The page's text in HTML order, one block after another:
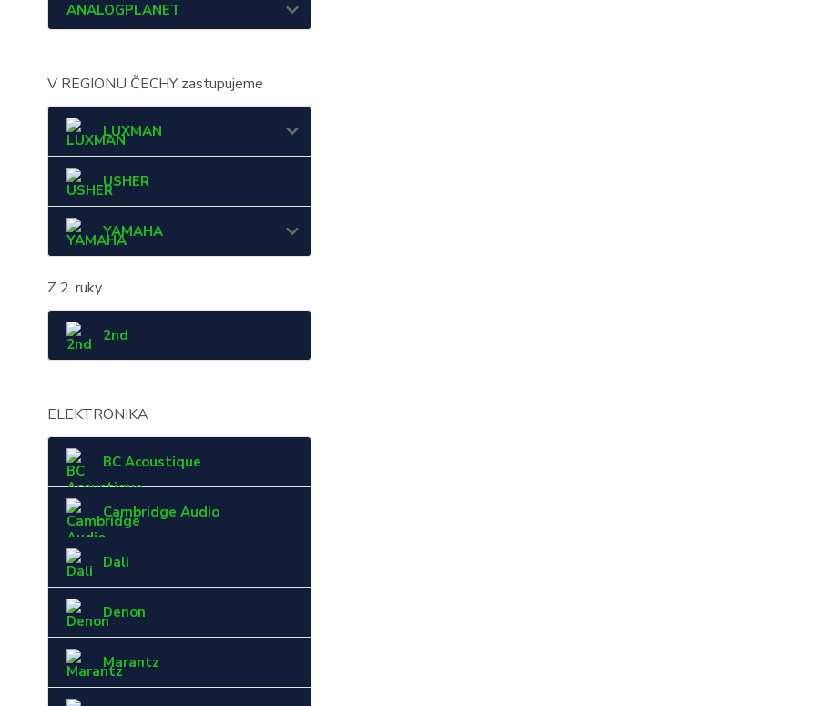
ANALOGPLANET
V REGIONU ČECHY zastupujeme
LUXMAN
USHER
YAMAHA
Z 2. ruky
2nd
ELEKTRONIKA
BC Acoustique
Cambridge Audio
Dali
Denon
Marantz